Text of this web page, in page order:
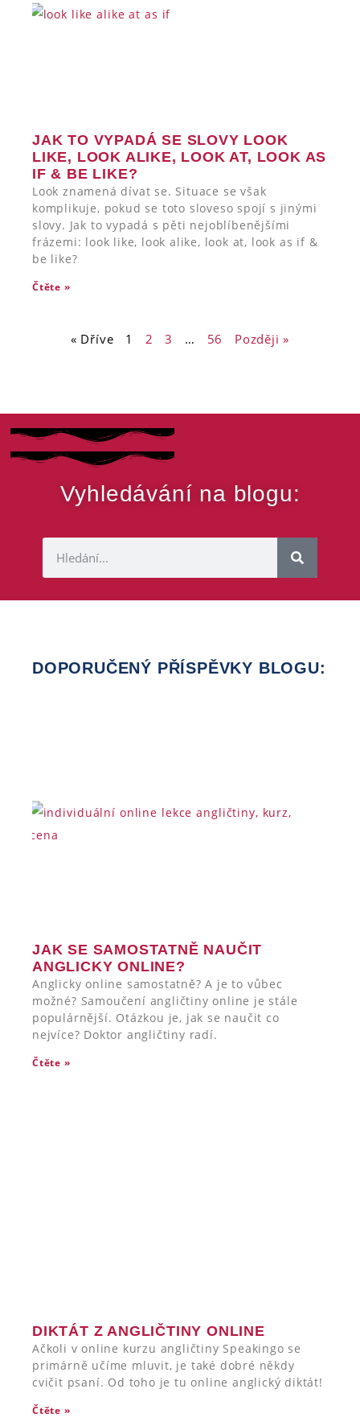
JAK TO VYPADÁ SE SLOVY LOOK
LIKE, LOOK ALIKE, LOOK AT, LOOK AS
IF & BE LIKE?
Look znamená dívat se. Situace se však
komplikuje, pokud se toto sloveso spojí s jinými
slovy. Jak to vypadá s pěti nejoblíbenějšími
frázemi: look like, look alike, look at, look as if &
be like?
Čtěte »
« Dříve 1 2 3 … 56 Později »
Vyhledávání na blogu:
DOPORUČENÝ PŘÍSPĚVKY BLOGU:
JAK SE SAMOSTATNĚ NAUČIT
ANGLICKY ONLINE?
Anglicky online samostatně? A je to vůbec
možné? Samoučení angličtiny online je stále
populárnější. Otázkou je, jak se naučit co
nejvíce? Doktor angličtiny radí.
Čtěte »
DIKTÁT Z ANGLIČTINY ONLINE
Ačkoli v online kurzu angličtiny Speakingo se
primárně učíme mluvit, je také dobré někdy
cvičit psaní. Od toho je tu online anglický diktát!
Čtěte »